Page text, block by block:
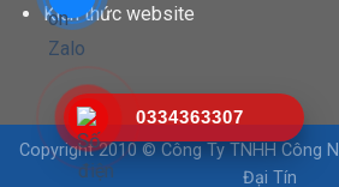
Kiến thức website
Copyright 2010 © Công Ty TNHH Công
Đại Tín
0334363307